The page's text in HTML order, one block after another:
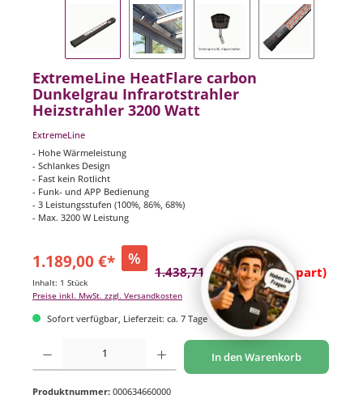
ExtremeLine HeatFlare carbon
Dunkelgrau Infrarotstrahler
Heizstrahler 3200 Watt
ExtremeLine
- Hohe Wärmeleistung
- Schlankes Design
- Fast kein Rotlicht
- Funk- und APP Bedienung
- 3 Leistungsstufen (100%, 86%, 68%)
- Max. 3200 W Leistung
1.189,00 €* %
1.438,71 €* (17.36% gespart)
Inhalt: 1 Stück
Preise inkl. MwSt. zzgl. Versandkosten
Sofort verfügbar, Lieferzeit: ca. 7 Tage
Produkt Anzahl: Gib den gewünschten Wert ein oder benutze die Schaltflächen um
In den Warenkorb
Produktnummer: 000634660000